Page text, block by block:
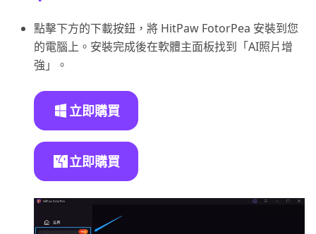
點擊下方的下載按鈕，將 HitPaw FotorPea 安裝到您
的電腦上。安裝完成後在軟體主面板找到「AI照片增
強」。
立即購買
立即購買